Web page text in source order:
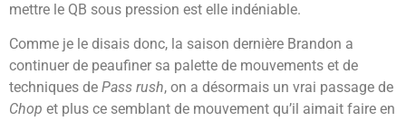
mettre le QB sous pression est elle indéniable.
Comme je le disais donc, la saison dernière Brandon a
continuer de peaufiner sa palette de mouvements et de
techniques de Pass rush, on a désormais un vrai passage de
Chop et plus ce semblant de mouvement qu’il aimait faire en